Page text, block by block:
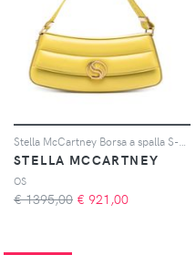
STELLA MCCARTNEY
OS
€ 1395,00 € 921,00